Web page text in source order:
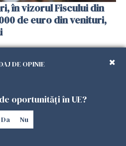
în vizorul Fiscului din
de euro din venituri,
DE OPINIE
oportunități în UE?
Da Nu